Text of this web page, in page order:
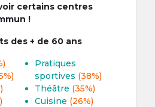
certains centres
!
des + de 60 ans
Pratiques
sportives (38%)
Théâtre (35%)
Cuisine (26%)